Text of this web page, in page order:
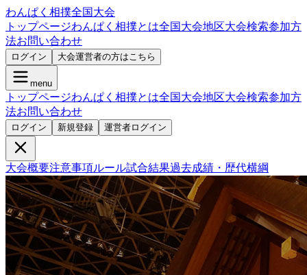
わんぱく相撲全国大会
トップページわんぱく相撲とは全国大会地区大会検索参加方
法お問い合わせ
ログイン 大会運営者の方はこちら
menu
トップページわんぱく相撲とは全国大会地区大会検索参加方
法お問い合わせ
ログイン 新規登録 運営者ログイン
大会概要注意事項ルール試合結果過去成績・歴代横綱